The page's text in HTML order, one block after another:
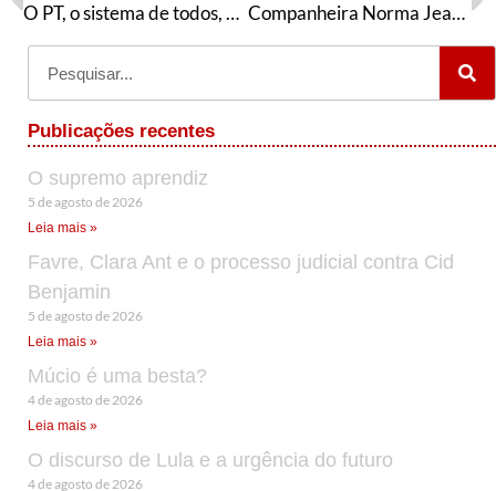
O PT, o sistema de todos, e o milionário do bem Companheira Norma Jeane Esteves, presente!
Publicações recentes
O supremo aprendiz
5 de agosto de 2026
Leia mais »
Favre, Clara Ant e o processo judicial contra Cid
Benjamin
5 de agosto de 2026
Leia mais »
Múcio é uma besta?
4 de agosto de 2026
Leia mais »
O discurso de Lula e a urgência do futuro
4 de agosto de 2026